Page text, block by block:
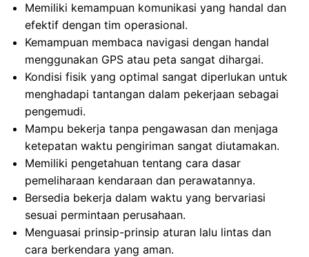
Memiliki kemampuan komunikasi yang handal dan
efektif dengan tim operasional.
Kemampuan membaca navigasi dengan handal
menggunakan GPS atau peta sangat dihargai.
Kondisi fisik yang optimal sangat diperlukan untuk
menghadapi tantangan dalam pekerjaan sebagai
pengemudi.
Mampu bekerja tanpa pengawasan dan menjaga
ketepatan waktu pengiriman sangat diutamakan.
Memiliki pengetahuan tentang cara dasar
pemeliharaan kendaraan dan perawatannya.
Bersedia bekerja dalam waktu yang bervariasi
sesuai permintaan perusahaan.
Menguasai prinsip-prinsip aturan lalu lintas dan
cara berkendara yang aman.